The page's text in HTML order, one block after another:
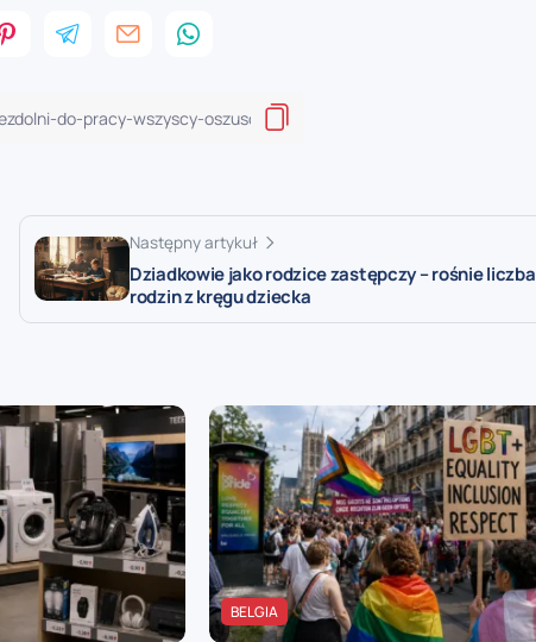
Następny artykuł
Dziadkowie jako rodzice zastępczy – rośnie liczba
rodzin z kręgu dziecka
BELGIA